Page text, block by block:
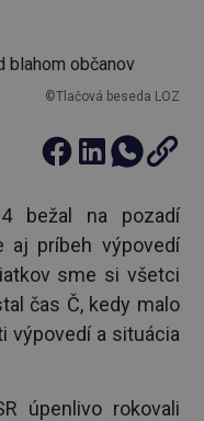
©Tlačová beseda LOZ
bežal na pozadí
aj príbeh výpovedí
sme si všetci
čas Č, kedy malo
výpovedí a situácia
úpenlivo rokovali